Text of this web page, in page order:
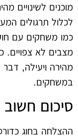
מוכנים לשינויים
לכלול תרגולים
כמו משחקים עם
מצבים לא צפויים.
מהירה ויעילה,
במשחקים.
סיכום
ההצלחה בחוג